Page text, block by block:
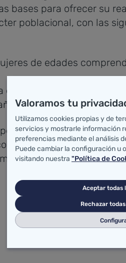
bases para ofrecer su
poblacional, con las
de edades
heces.
en las que la
La
de Atención
Valoramos tu
Utilizamos cookies propias y de
servicios y mostrarle información
preferencias mediante el análisis
Puede cambiar la configuración u
visitando nuestra "Política de
Aceptar todas
Rechazar